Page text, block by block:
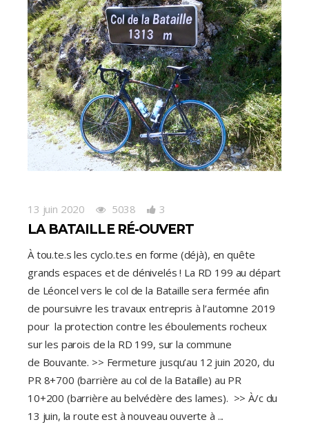
13 juin 2020 5038 3
LA BATAILLE RÉ-OUVERT
À tou.te.s les cyclo.te.s en forme (déjà), en quête
grands espaces et de dénivelés ! La RD 199 au départ
de Léoncel vers le col de la Bataille sera fermée afin
de poursuivre les travaux entrepris à l’automne 2019
pour la protection contre les éboulements rocheux
sur les parois de la RD 199, sur la commune
de Bouvante. >> Fermeture jusqu’au 12 juin 2020, du
PR 8+700 (barrière au col de la Bataille) au PR
10+200 (barrière au belvédère des lames). >> À/c du
13 juin, la route est à nouveau ouverte à